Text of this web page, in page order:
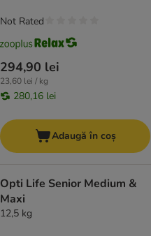
294,90 lei
23,60 lei / kg
280,16 lei
Not Rated
Adaugă în coș
Opti Life Senior Medium &
Maxi
12,5 kg